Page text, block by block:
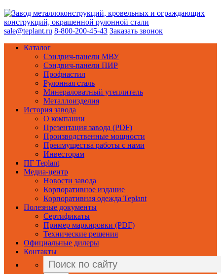
sale@teplant.ru 8-800-200-45-43 Заказать звонок
Каталог
Сэндвич-панели МВУ
Сэндвич-панели ПИР
Профнастил
Рулонная сталь
Минераловатный утеплитель
Металлоизделия
История завода
О компании
Презентация завода (PDF)
Производственные мощности
Преимущества работы с нами
Инвесторам
ПГ Teplant
Медиа-центр
Новости завода
Корпоративное издание
Корпоративная одежда Teplant
Полезные документы
Сертификаты
Пример маркировки (PDF)
Технические решения
Официальные дилеры
Контакты